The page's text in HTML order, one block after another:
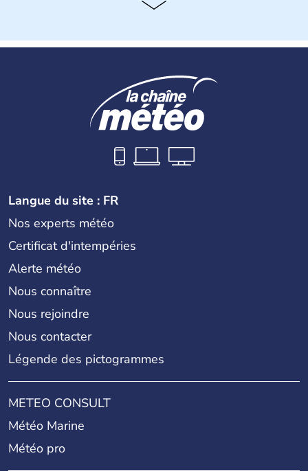
L'Allemagne est constituée de seize régions appelées
peut se targuer de grands noms qu'il a vu naître dans tous
les domaines, des arts à la politique en passant par la
philosophie. Hertz, Gutenberg, Heidegger, Thomas Mann,
Herman Hesse ou bien Hegel en font partie.
Langue du site : FR
Nos experts météo
Certificat d'intempéries
Alerte météo
Nous connaître
Nous rejoindre
Nous contacter
Légende des pictogrammes
METEO CONSULT
Météo Marine
Météo pro